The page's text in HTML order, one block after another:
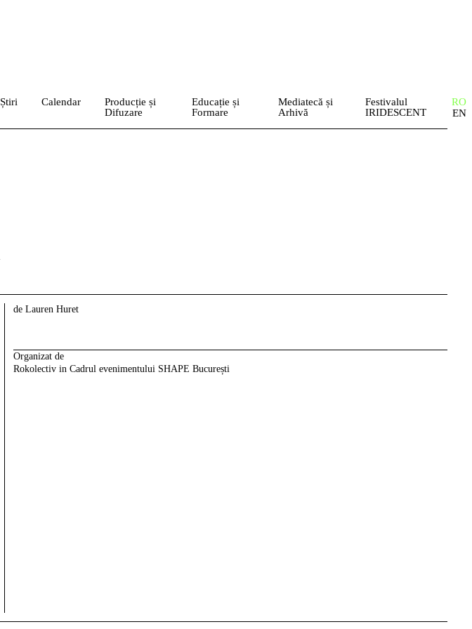
Știri Calendar
Producție și
Difuzare
Educație și
Formare
Mediatecă și
Arhivă
Festivalul
IRIDESCENT
RO
EN
de Lauren Huret
Organizat de
Rokolectiv in Cadrul evenimentului SHAPE București